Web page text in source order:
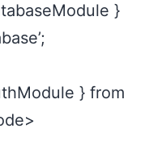
}
} from